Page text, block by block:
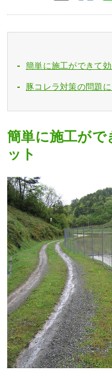
簡単に施工ができて
豚コレラ対策の問題
簡単に施工がで
ット